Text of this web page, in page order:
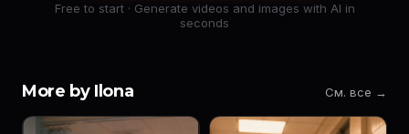
Free to start · Generate videos and images with AI in
seconds
More by Ilona См. все →